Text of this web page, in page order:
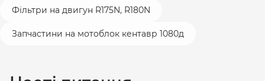
Фільтри на двигун R175N, R180N
Запчастини на мотоблок кентавр 1080д